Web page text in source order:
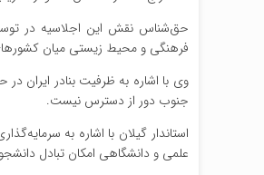
حق‌شناس نقش این اجلاسیه در
فرهنگی و محیط زیستی میان
جنوب دور از دسترس نیست.
استاندار گیلان با اشاره به
علمی و دانشگاهی امکان تبادل